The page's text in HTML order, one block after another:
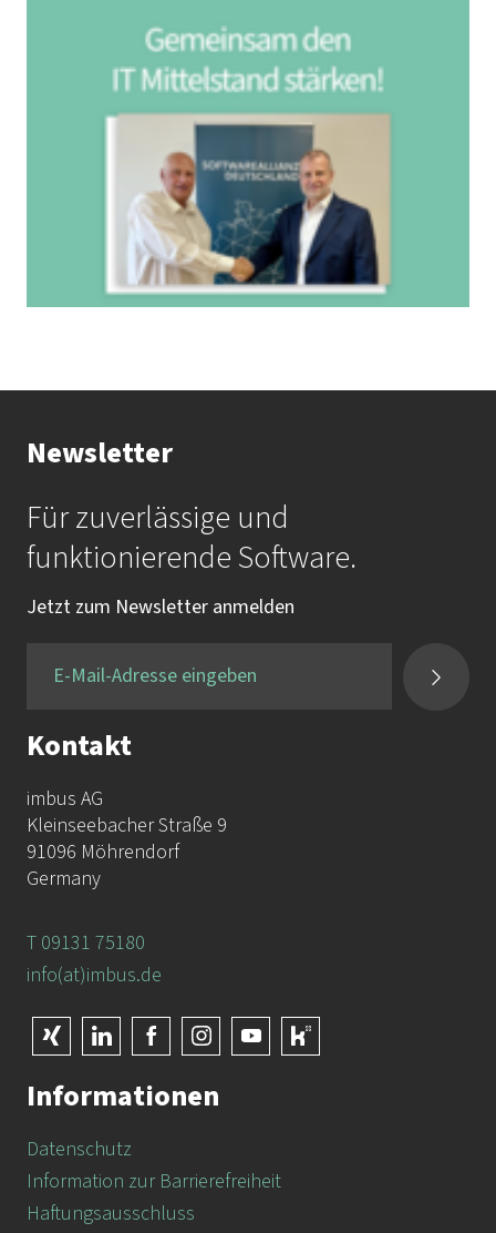
Newsletter
Für zuverlässige und
funktionierende Software.
Jetzt zum Newsletter anmelden
Kontakt
imbus AG
Kleinseebacher Straße 9
91096 Möhrendorf
Germany
T 09131 75180
info(at)imbus.de
Informationen
Datenschutz
Information zur Barrierefreiheit
Haftungsausschluss